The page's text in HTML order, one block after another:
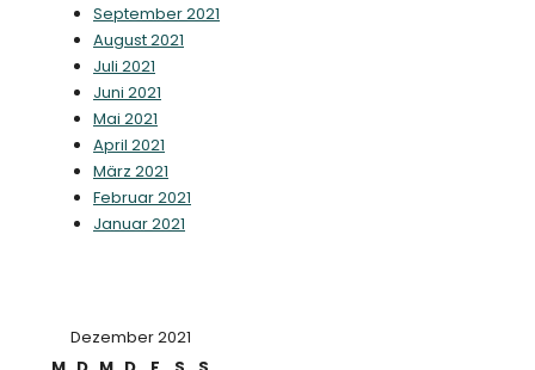
September 2021
August 2021
Juli 2021
Juni 2021
Mai 2021
April 2021
März 2021
Februar 2021
Januar 2021
Dezember 2021